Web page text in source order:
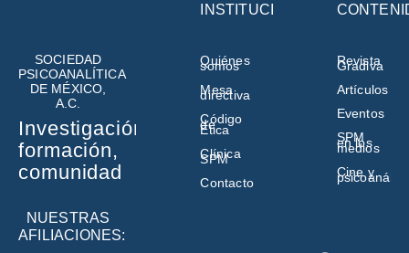
SOCIEDAD
PSICOANALÍTICA
DE MÉXICO,
A.C.
Investigación,
formación,
comunidad
NUESTRAS
AFILIACIONES:
INSTITUCIÓN
Quiénes
somos
Mesa
directiva
Código
de
Ética
Clínica
SPM
Contacto
Revista
Gradiva
Artículos
Eventos
SPM
en los
medios
Cine y